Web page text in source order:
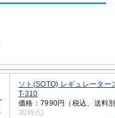
ソト(SOTO) レギュレーター
T-310
価格：7990円（税込、送料
30時点)